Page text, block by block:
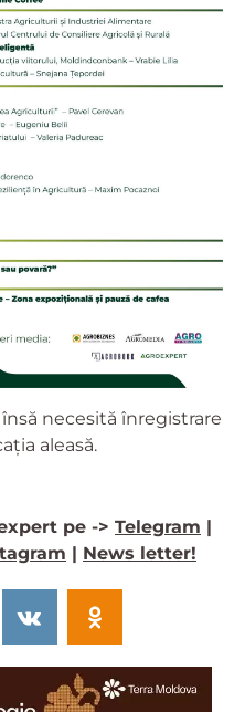
necesită înregistrare
aleasă.
pe -> Telegram |
| News letter!